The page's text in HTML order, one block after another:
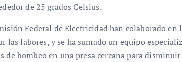
de 25 grados Celsius.
Federal de Electricidad han colaborado en
las labores, y se ha sumado un equipo
de bombeo en una presa cercana para